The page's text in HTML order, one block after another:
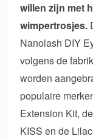
willen zijn met
wimpertrosjes.
Nanolash DIY
volgens de
worden
populaire
Extension Kit,
KISS en de